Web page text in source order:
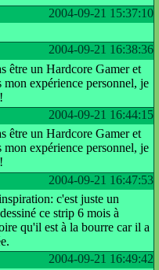
2004-09-21 15:37:10
2004-09-21 16:38:36
être un Hardcore Gamer et
expérience personnel, je
2004-09-21 16:44:15
être un Hardcore Gamer et
expérience personnel, je
2004-09-21 16:47:53
c'est juste un
ce strip 6 mois à
qu'il est à la bourre car il a
2004-09-21 16:49:42